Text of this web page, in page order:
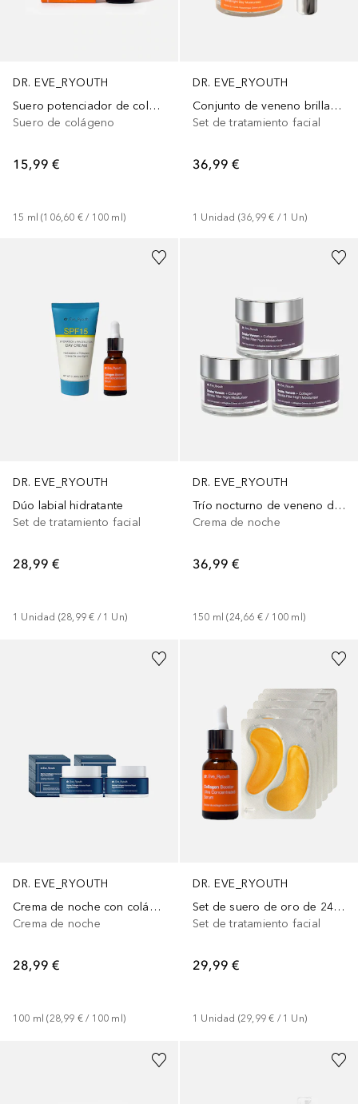
DR. EVE_RYOUTH
Suero potenciador de colágeno altamente concentrado
Suero de colágeno
15,99 €
15 ml (106,60 € / 100 ml)
DR. EVE_RYOUTH
Conjunto de veneno brillante
Set de tratamiento facial
36,99 €
1 Unidad (36,99 € / 1 Un)
DR. EVE_RYOUTH
Dúo labial hidratante
Set de tratamiento facial
28,99 €
1 Unidad (28,99 € / 1 Un)
DR. EVE_RYOUTH
Trío nocturno de veneno de serpiente
Crema de noche
36,99 €
150 ml (24,66 € / 100 ml)
DR. EVE_RYOUTH
Crema de noche con colágeno Duo
Crema de noche
28,99 €
100 ml (28,99 € / 100 ml)
DR. EVE_RYOUTH
Set de suero de oro de 24 quilates
Set de tratamiento facial
29,99 €
1 Unidad (29,99 € / 1 Un)